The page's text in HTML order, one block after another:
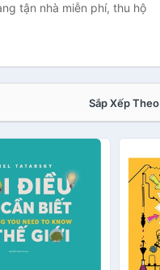
tận nhà miễn phí, thu hộ
Sắp Xếp Theo